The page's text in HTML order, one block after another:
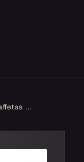
Mihrab Tapis de prière ottoman en taffetas (250 g) – Fabriqué en Turquie (bordeaux)